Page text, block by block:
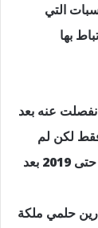
التي
بها
عنه بعد
واحد فقط لكن لم
يعلن الزوجين خبر طلاقهما أو الإعلان عنه رسميا حتى 2019 بعد
حلمي ملكة